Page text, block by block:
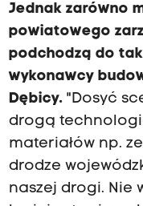
Jednak zarówno
powiatowego
podchodzą do
wykonawcy
Dębicy."Dosyć
drogą
materiałów np.
drodze
naszej drogi. Nie